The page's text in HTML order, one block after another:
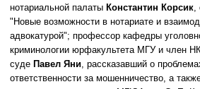
нотариальной палаты Константин Корсик,
"Новые возможности в нотариате и
адвокатурой"; профессор кафедры
криминологии юрфакультета МГУ и член
суде Павел Яни, рассказавший о
ответственности за мошенничество, а